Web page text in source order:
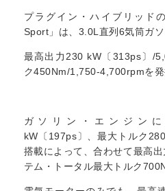
プラグイン・ハイブリッド
Sport」は、3.0L直列6気筒ガソ
最高出力230 kW〔313ps〕/
ク450Nm/1,750-4,700rpmを発
ガソリン・エンジン
kW〔197ps〕、最大トルク
搭載によって、合わせて最高
テム・トータル最大トルク